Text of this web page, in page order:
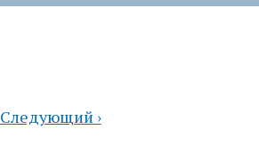
Следующая
Следующий ›